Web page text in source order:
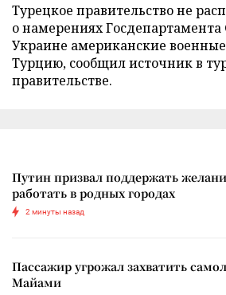
Турецкое правительство не
о намерениях
Украине американские
Турцию, сообщил источник в
правительстве.
Путин призвал поддержать
работать в родных городах
2 минуты назад
Пассажир угрожал захватить
Майами